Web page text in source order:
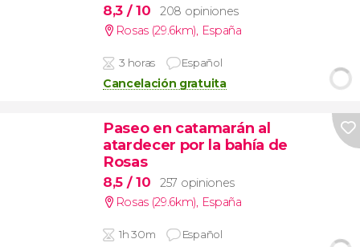
8,3 / 10
208 opiniones
Rosas (29.6km), España
3 horas Español
Cancelación gratuita
Paseo en catamarán al
atardecer por la bahía de
Rosas
8,5 / 10
257 opiniones
Rosas (29.6km), España
1h 30m Español